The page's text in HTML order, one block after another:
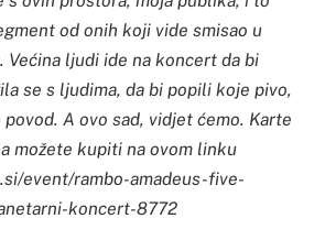
od onih koji vide smisao u
Većina ljudi ide na koncert da bi
se s ljudima, da bi popili koje pivo,
A ovo sad, vidjet ćemo. Karte
možete kupiti na ovom linku
event/rambo-amadeus-five-
koncert-8772